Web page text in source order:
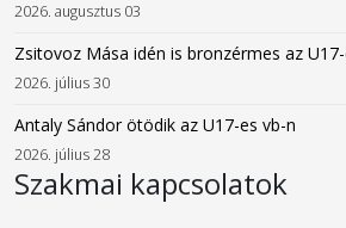
2026. augusztus 03
Zsitovoz Mása idén is bronzérmes az
2026. július 30
Antaly Sándor ötödik az U17-es vb-n
2026. július 28
Szakmai kapcsolatok